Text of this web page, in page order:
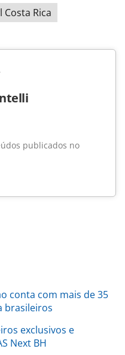
Costa Rica
publicados no
conta com mais de 35
brasileiros
exclusivos e
Next BH